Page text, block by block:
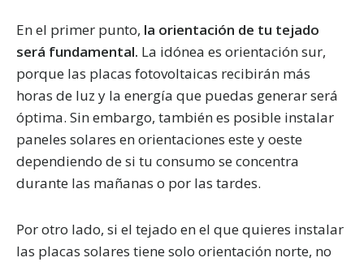
En el primer punto, la orientación de tu tejado
será fundamental. La idónea es orientación sur,
porque las placas fotovoltaicas recibirán más
horas de luz y la energía que puedas generar será
óptima. Sin embargo, también es posible instalar
paneles solares en orientaciones este y oeste
dependiendo de si tu consumo se concentra
durante las mañanas o por las tardes.
Por otro lado, si el tejado en el que quieres instalar
las placas solares tiene solo orientación norte, no